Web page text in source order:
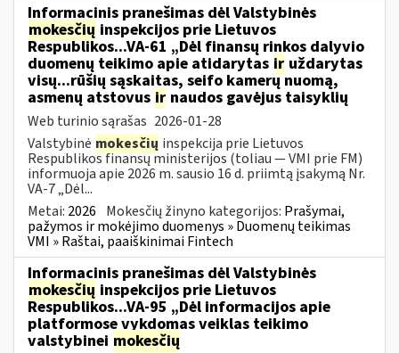
Informacinis pranešimas dėl Valstybinės
mokesčių inspekcijos prie Lietuvos
Respublikos...VA-61 „Dėl finansų rinkos dalyvio
duomenų teikimo apie atidarytas ir uždarytas
visų...rūšių sąskaitas, seifo kamerų nuomą,
asmenų atstovus ir naudos gavėjus taisyklių
Web turinio sąrašas 2026-01-28
Valstybinė mokesčių inspekcija prie Lietuvos
Respublikos finansų ministerijos (toliau — VMI prie FM)
informuoja apie 2026 m. sausio 16 d. priimtą įsakymą Nr.
VA-7 „Dėl...
Metai: 2026 Mokesčių žinyno kategorijos: Prašymai,
pažymos ir mokėjimo duomenys » Duomenų teikimas
VMI » Raštai, paaiškinimai Fintech
Informacinis pranešimas dėl Valstybinės
mokesčių inspekcijos prie Lietuvos
Respublikos...VA-95 „Dėl informacijos apie
platformose vykdomas veiklas teikimo
valstybinei mokesčių